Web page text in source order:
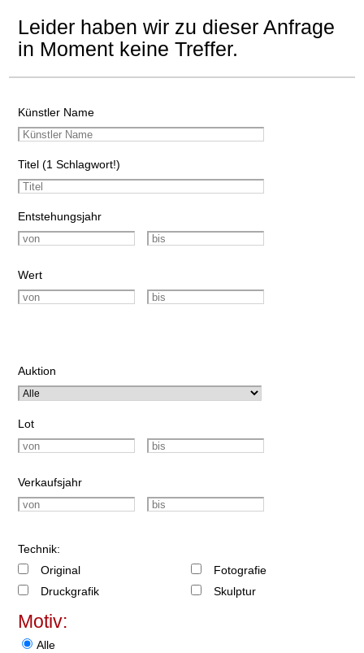
Leider haben wir zu dieser Anfrage
in Moment keine Treffer.
Künstler Name
Titel (1 Schlagwort!)
Entstehungsjahr
Wert
Auktion
Lot
Verkaufsjahr
Technik:
Original
Druckgrafik
Fotografie
Skulptur
Motiv:
Alle